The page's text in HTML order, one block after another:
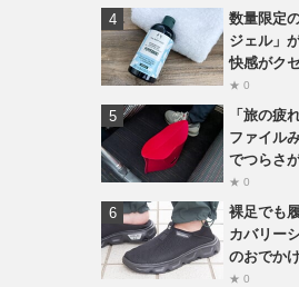
数量限定
ジェル」
快感がク
★ 0
「旅の疲
ファイル
でつらさ
★ 0
裸足でも
カバリー
のおでか
★ 0